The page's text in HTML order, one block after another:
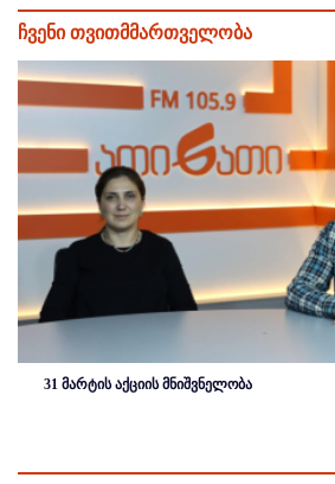
ჩვენი თვითმმართველობა
31 მარტის აქციის მნიშვნელობა